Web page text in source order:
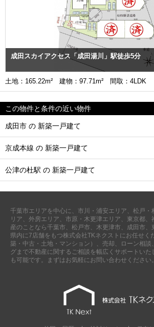
成田スカイアクセス「成田湯川」駅徒歩5分
土地：165.22m² 建物：97.71m² 間取：4LDK
この物件と条件の近い物件
成田市 の 新築一戸建て
京成本線 の 新築一戸建て
公津の杜駅 の 新築一戸建て
千葉市エリアを中心に、市川・浦安エリア、松戸・
リア、外房エリア、市原・木更津エリア、東京都
産のことなら千葉市、松戸市、木更津市、成田市、
県内に7店舗をもつ株式会社TKネクストにお任せく
築・中古・土地・マンション）、売却、ローン相談
グまで不動産に関するご相談を幅広くサポートい
も可能です。まずはお気軽にお問い合わせください。